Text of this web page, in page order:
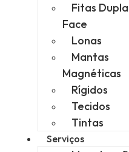
Fitas Dupla
Face
Lonas
Mantas
Magnéticas
Rígidos
Tecidos
Tintas
Serviços